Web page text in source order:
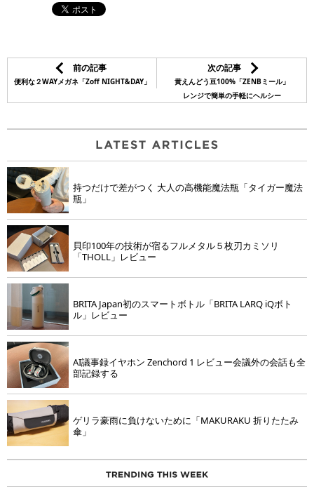
前の記事
便利な２WAYメガネ「Zoff NIGHT&DAY」
次の記事
黄えんどう豆100%「ZENBミール」
レンジで簡単の手軽にヘルシー
持つだけで差がつく 大人の高機能魔法瓶「タイガー魔法
瓶」
貝印100年の技術が宿るフルメタル５枚刃カミソリ
「THOLL」レビュー
BRITA Japan初のスマートボトル「BRITA LARQ iQボト
ル」レビュー
AI議事録イヤホン Zenchord 1 レビュー会議外の会話も全
部記録する
ゲリラ豪雨に負けないために「MAKURAKU 折りたたみ
傘」